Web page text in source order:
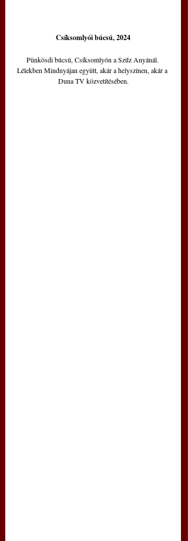
Csíksomlyói búcsú, 2024
Pünkösdi búcsú, Csíksomlyón a Szűz Anyánál.
Lélekben Mindnyájan együtt, akár a helyszínen, akár a
Duna TV közvetítésében.